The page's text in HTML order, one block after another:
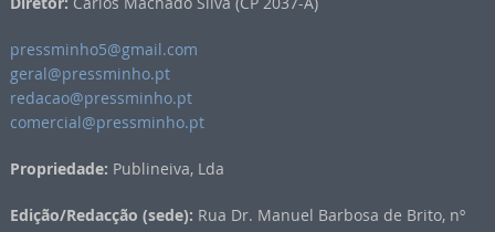
pressminho5@gmail.com
geral@pressminho.pt
redacao@pressminho.pt
comercial@pressminho.pt
Propriedade: Publineiva, Lda
Edição/Redacção (sede): Rua Dr. Manuel Barbosa de Brito, nº